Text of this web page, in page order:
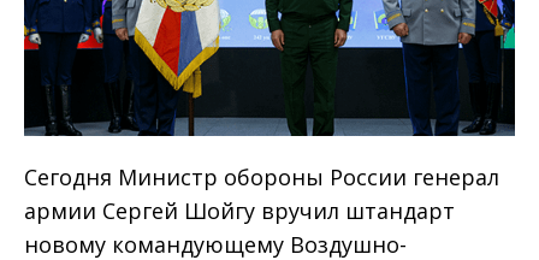
Сегодня Министр обороны России генерал
армии Сергей Шойгу вручил штандарт
новому командующему Воздушно-